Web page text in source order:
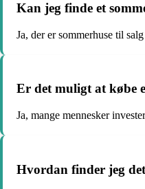
Kan jeg finde et
Ja, der er sommerhuse til
Er det muligt at købe
Ja, mange mennesker
Hvordan finder jeg